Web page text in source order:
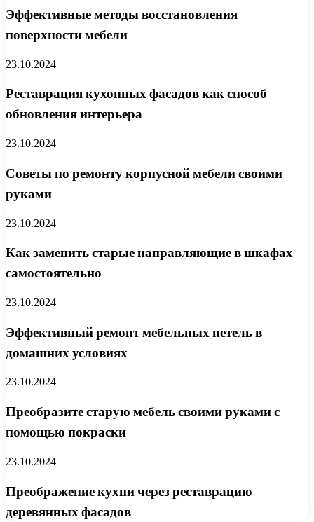
Эффективные методы восстановления
поверхности мебели
23.10.2024
Реставрация кухонных фасадов как способ
обновления интерьера
23.10.2024
Советы по ремонту корпусной мебели своими
руками
23.10.2024
Как заменить старые направляющие в шкафах
самостоятельно
23.10.2024
Эффективный ремонт мебельных петель в
домашних условиях
23.10.2024
Преобразите старую мебель своими руками с
помощью покраски
23.10.2024
Преображение кухни через реставрацию
деревянных фасадов